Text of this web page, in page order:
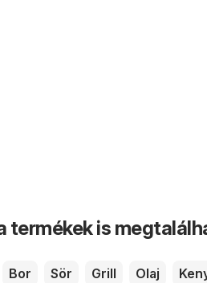
termékek is
Bor Sör Grill Olaj